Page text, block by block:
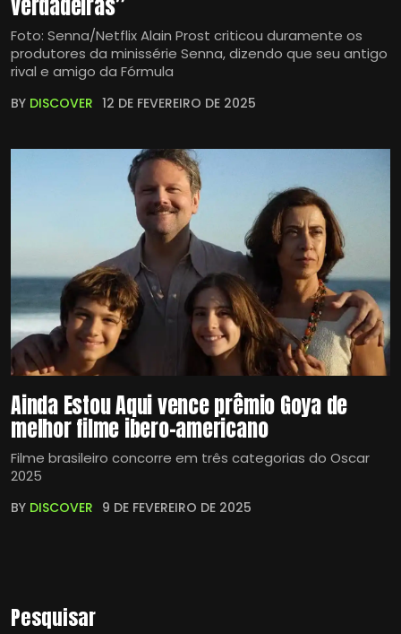
Foto: Senna/Netflix Alain Prost criticou duramente os
produtores da minissérie Senna, dizendo que seu antigo
rival e amigo da Fórmula
BY DISCOVER 12 DE FEVEREIRO DE 2025
Ainda Estou Aqui vence prêmio Goya de
melhor filme ibero-americano
Filme brasileiro concorre em três categorias do Oscar
2025
BY DISCOVER 9 DE FEVEREIRO DE 2025
Pesquisar